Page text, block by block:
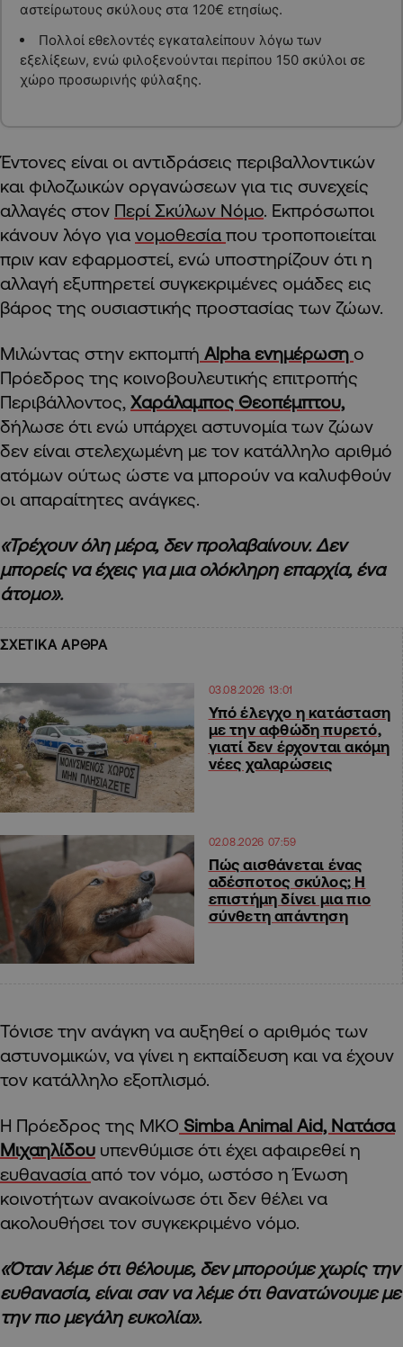
αστείρωτους σκύλους στα 120€ ετησίως.
Πολλοί εθελοντές εγκαταλείπουν λόγω των
εξελίξεων, ενώ φιλοξενούνται περίπου 150 σκύλοι σε
χώρο προσωρινής φύλαξης.
Έντονες είναι οι αντιδράσεις περιβαλλοντικών
και φιλοζωικών οργανώσεων για τις συνεχείς
αλλαγές στον Περί Σκύλων Νόμο. Εκπρόσωποι
κάνουν λόγο για νομοθεσία που τροποποιείται
πριν καν εφαρμοστεί, ενώ υποστηρίζουν ότι η
αλλαγή εξυπηρετεί συγκεκριμένες ομάδες εις
βάρος της ουσιαστικής προστασίας των ζώων.
Μιλώντας στην εκπομπή Alpha ενημέρωση ο
Πρόεδρος της κοινοβουλευτικής επιτροπής
Περιβάλλοντος, Χαράλαμπος Θεοπέμπτου,
δήλωσε ότι ενώ υπάρχει αστυνομία των ζώων
δεν είναι στελεχωμένη με τον κατάλληλο αριθμό
ατόμων ούτως ώστε να μπορούν να καλυφθούν
οι απαραίτητες ανάγκες.
«Τρέχουν όλη μέρα, δεν προλαβαίνουν. Δεν
μπορείς να έχεις για μια ολόκληρη επαρχία, ένα
άτομο».
ΣΧΕΤΙΚΑ ΑΡΘΡΑ
03.08.2026 13:01
Υπό έλεγχο η κατάσταση
με την αφθώδη πυρετό,
γιατί δεν έρχονται ακόμη
νέες χαλαρώσεις
02.08.2026 07:59
Πώς αισθάνεται ένας
αδέσποτος σκύλος; Η
επιστήμη δίνει μια πιο
σύνθετη απάντηση
Τόνισε την ανάγκη να αυξηθεί ο αριθμός των
αστυνομικών, να γίνει η εκπαίδευση και να έχουν
τον κατάλληλο εξοπλισμό.
Η Πρόεδρος της ΜΚΟ Simba Animal Aid, Νατάσα
Μιχαηλίδου υπενθύμισε ότι έχει αφαιρεθεί η
ευθανασία από τον νόμο, ωστόσο η Ένωση
κοινοτήτων ανακοίνωσε ότι δεν θέλει να
ακολουθήσει τον συγκεκριμένο νόμο.
«Όταν λέμε ότι θέλουμε, δεν μπορούμε χωρίς την
ευθανασία, είναι σαν να λέμε ότι θανατώνουμε με
την πιο μεγάλη ευκολία».